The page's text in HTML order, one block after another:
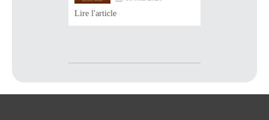
2026 :
Lire l'article